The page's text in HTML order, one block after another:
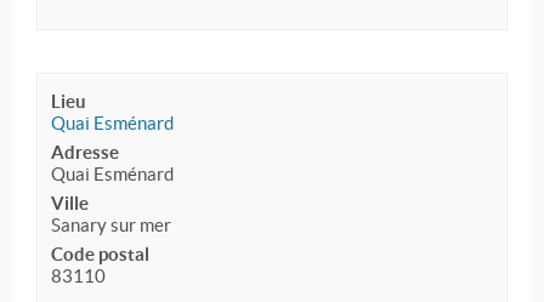
Lieu
Quai Esménard
Adresse
Quai Esménard
Ville
Sanary sur mer
Code postal
83110